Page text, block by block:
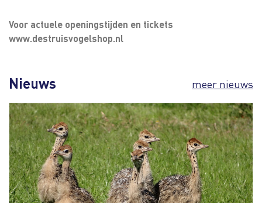
Voor actuele openingstijden en tickets
www.destruisvogelshop.nl
Nieuws meer nieuws